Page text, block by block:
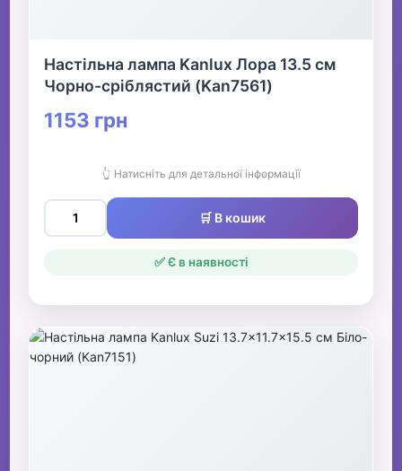
Настільна лампа Kanlux Лора 13.5 см
Чорно-сріблястий (Kan7561)
1153 грн
👆 Натисніть для детальної інформації
🛒 В кошик
✅ Є в наявності